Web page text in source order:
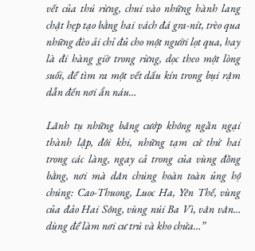
vết của thú rừng, chui vào những hành lang
chật hẹp tạo bằng hai vách đá gra-nít, trèo qua
những đèo ải chỉ đủ cho một người lọt qua, hay
là đi hàng giờ trong rừng, dọc theo một lòng
suối, để tìm ra một vết dấu kín trong bụi rậm
dẫn đến nơi ẩn náu…
Lãnh tụ những băng cướp không ngần ngại
thành lập, đôi khi, những tạm cứ thứ hai
trong các làng, ngay cả trong của vùng đồng
bằng, nơi mà dân chúng hoàn toàn ủng hộ
chúng: Cao-Thuong, Luoc Ha, Yên Thế, vùng
của đảo Hai Sông, vùng núi Ba Vì, vân vân…
dùng để làm nơi cư trú và kho chứa…”